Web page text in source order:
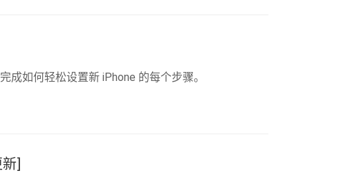
成如何轻松设置新 iPhone 的每个步骤。
]